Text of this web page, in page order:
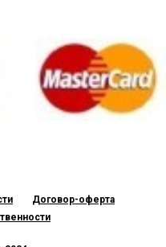
Договор-оферта